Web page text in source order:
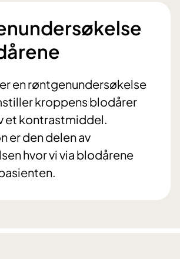
en røntgenundersøkelse
kroppens blodårer
et kontrastmiddel.
er den delen av
hvor vi via blodårene